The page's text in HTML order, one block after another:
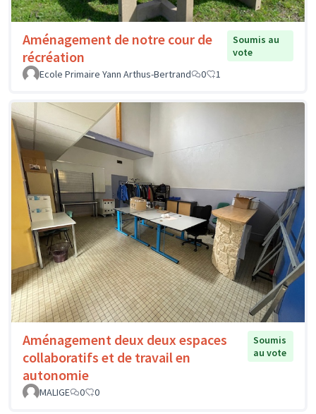
Aménagement de notre cour de
récréation
Soumis au
vote
Ecole Primaire Yann Arthus-Bertrand
0 1
Aménagement deux deux espaces
collaboratifs et de travail en
autonomie
Soumis
au vote
MALIGE 0 0